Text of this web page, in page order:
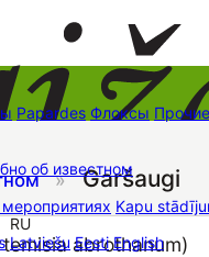
RU
Latviešu Eesti English
Papardes Флоксы Прочие
об известном
Kapu
Augu komplekti
» Garšaugi
abrothanum)